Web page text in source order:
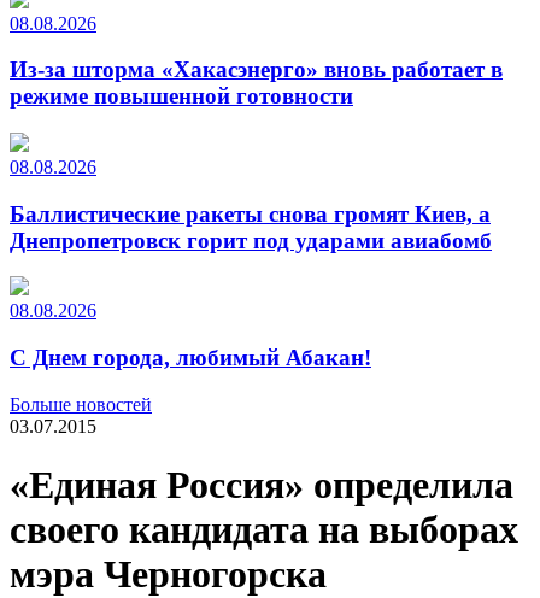
08.08.2026
Из-за шторма «Хакасэнерго» вновь работает в
режиме повышенной готовности
08.08.2026
Баллистические ракеты снова громят Киев, а
Днепропетровск горит под ударами авиабомб
08.08.2026
С Днем города, любимый Абакан!
Больше новостей
03.07.2015
«Единая Россия» определила
своего кандидата на выборах
мэра Черногорска